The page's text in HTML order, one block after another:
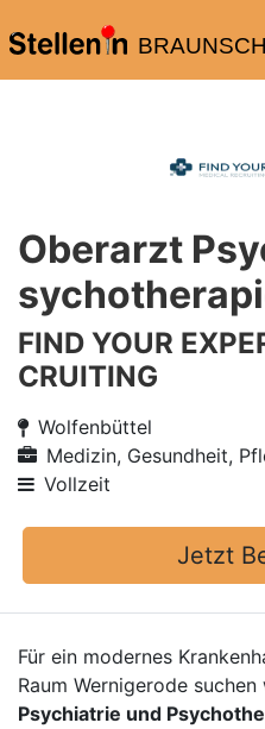
Oberarzt
FIND YOUR
CRUITING
Wolfenbüttel
Medizin, Gesundheit,
Vollzeit
Jetzt
Für ein modernes
Raum Wernigerode suchen
Psychiatrie und